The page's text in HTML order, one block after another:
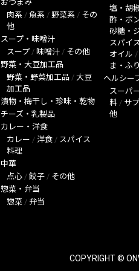
おつまみ
肉系 / 魚系 / 野菜系 / その
他
スープ・味噌汁
スープ / 味噌汁 / その他
野菜・大豆加工品
野菜・野菜加工品 / 大豆
加工品
漬物・梅干し・珍味・乾物
チーズ・乳製品
カレー・洋食
カレー / 洋食 / スパイス
料理
中華
点心 / 餃子 / その他
惣菜・弁当
惣菜 / 弁当
塩・胡
酢・ポ
砂糖・
スパイ
オイル /
ま・ふ
ヘルシー
スーパ
料 / サ
他
COPYRIGHT ©